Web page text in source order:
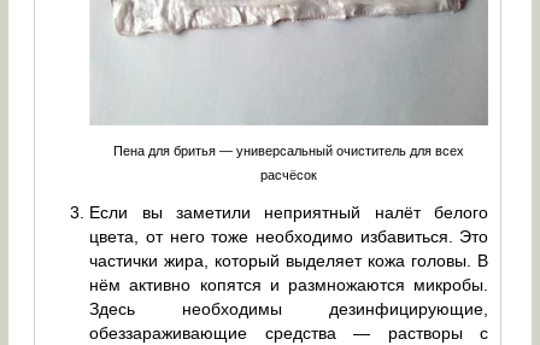
Пена для бритья — универсальный очиститель для всех
расчёсок
Если вы заметили неприятный налёт белого
цвета, от него тоже необходимо избавиться. Это
частички жира, который выделяет кожа головы. В
нём активно копятся и размножаются микробы.
Здесь необходимы дезинфицирующие,
обеззараживающие средства — растворы с